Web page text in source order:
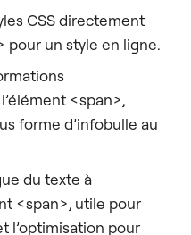
CSS directement
pour un style en ligne.
<span>,
forme d’infobulle au
du texte à
<span>, utile pour
l’optimisation pour